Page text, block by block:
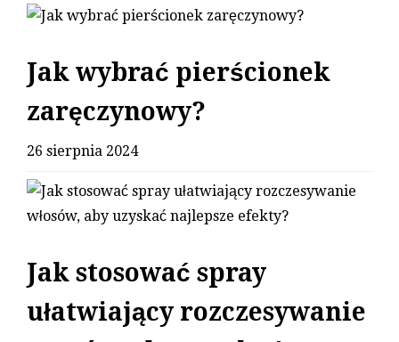
Jak wybrać pierścionek
zaręczynowy?
26 sierpnia 2024
Jak stosować spray
ułatwiający rozczesywanie